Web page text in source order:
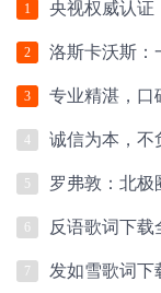
1
2 洛斯卡沃斯：
3
4 诚信为本，
5 罗弗敦：北极
6 反语歌词下
7 发如雪歌词下